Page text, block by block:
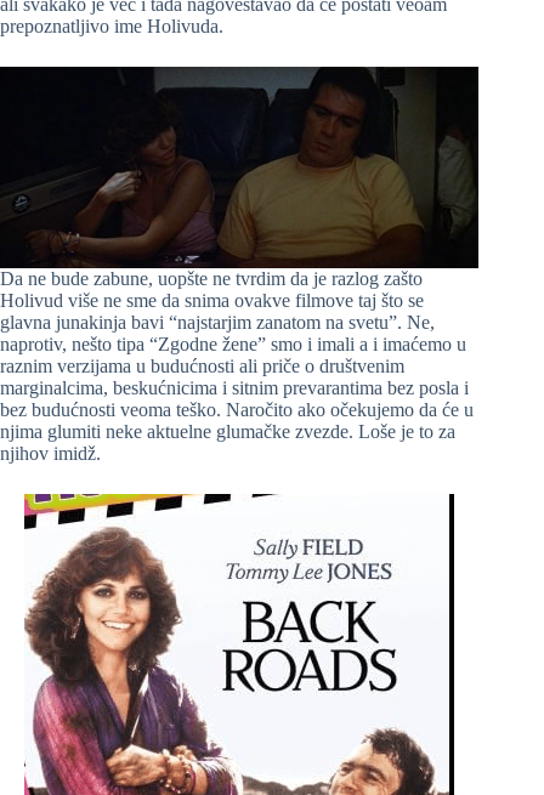
ali svakako je već i tada nagoveštavao da će postati veoam
prepoznatljivo ime Holivuda.
Da ne bude zabune, uopšte ne tvrdim da je razlog zašto
Holivud više ne sme da snima ovakve filmove taj što se
glavna junakinja bavi “najstarjim zanatom na svetu”. Ne,
naprotiv, nešto tipa “Zgodne žene” smo i imali a i imaćemo u
raznim verzijama u budućnosti ali priče o društvenim
marginalcima, beskućnicima i sitnim prevarantima bez posla i
bez budućnosti veoma teško. Naročito ako očekujemo da će u
njima glumiti neke aktuelne glumačke zvezde. Loše je to za
njihov imidž.